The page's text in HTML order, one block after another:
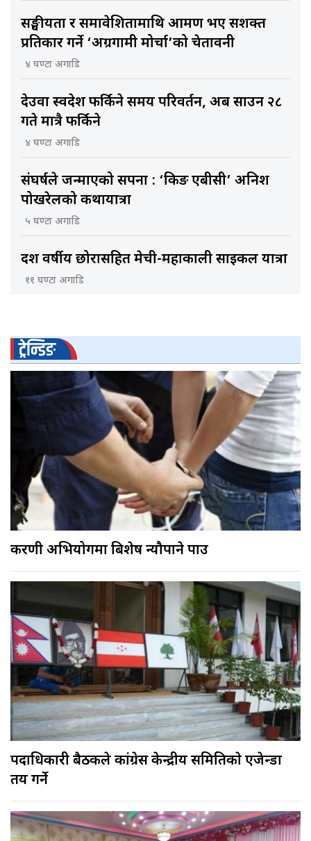
सङ्घीयता र समावेशितामाथि आक्रमण भए सशक्त
प्रतिकार गर्ने ‘अग्रगामी मोर्चा’को चेतावनी
४ घण्टा अगाडि
देउवा स्वदेश फर्किने समय परिवर्तन, अब साउन २८
गते मात्रै फर्किने
४ घण्टा अगाडि
संघर्षले जन्माएको सपना : ‘किङ एबीसी’ अनिश
पोखरेलको कथायात्रा
५ घण्टा अगाडि
दश वर्षीय छोरासहित मेची-महाकाली साइकल यात्रा
११ घण्टा अगाडि
ट्रेन्डिङ
करणी अभियोगमा बिशेष न्यौपाने पक्राउ
पदाधिकारी बैठकले कांग्रेस केन्द्रीय समितिकाे एजेन्डा
तय गर्ने